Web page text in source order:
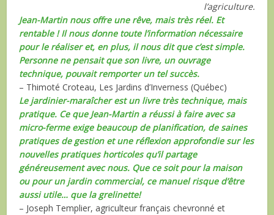
l’agriculture.
Jean-Martin nous offre une rêve, mais très réel. Et
rentable ! Il nous donne toute l’information nécessaire
pour le réaliser et, en plus, il nous dit que c’est simple.
Personne ne pensait que son livre, un ouvrage
technique, pouvait remporter un tel succès.
– Thimoté Croteau, Les Jardins d’Inverness (Québec)
Le jardinier-maraîcher est un livre très technique, mais
pratique. Ce que Jean-Martin a réussi à faire avec sa
micro-ferme exige beaucoup de planification, de saines
pratiques de gestion et une réflexion approfondie sur les
nouvelles pratiques horticoles qu’il partage
généreusement avec nous. Que ce soit pour la maison
ou pour un jardin commercial, ce manuel risque d’être
aussi utile… que la grelinette!
– Joseph Templier, agriculteur français chevronné et